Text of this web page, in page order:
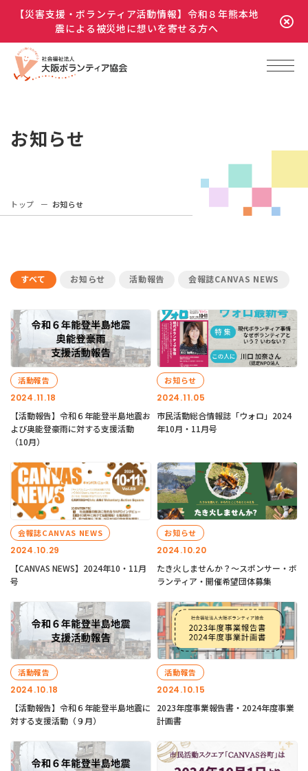
【災害支援・ボランティア活動情報】令和８年熊本地
震による被災地に想いを寄せる方へ
お知らせ
トップ お知らせ
すべて お知らせ 活動報告 会報誌CANVAS NEWS
2024.11.18
活動報告
【活動報告】令和６年能登半島地震お
よび奥能登豪雨に対する支援活動
（10月）
2024.11.05
お知らせ
市民活動総合情報誌「ウォロ」2024
年10月・11月号
2024.10.29
会報誌CANVAS NEWS
【CANVAS NEWS】2024年10・11月
号
2024.10.20
お知らせ
たき火しませんか？～スポンサー・ボ
ランティア・開催希望団体募集
2024.10.18
活動報告
【活動報告】令和６年能登半島地震に
対する支援活動（９月）
2024.10.15
活動報告
2023年度事業報告書・2024年度事業
計画書